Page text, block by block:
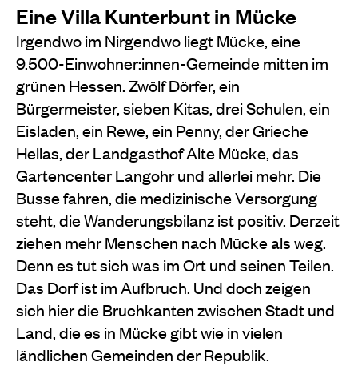
Eine Villa Kunterbunt in Mücke
Irgendwo im Nirgendwo liegt Mücke, eine
9.500-Einwohner:innen-Gemeinde mitten im
grünen Hessen. Zwölf Dörfer, ein
Bürgermeister, sieben Kitas, drei Schulen, ein
Eisladen, ein Rewe, ein Penny, der Grieche
Hellas, der Landgasthof Alte Mücke, das
Gartencenter Langohr und allerlei mehr. Die
Busse fahren, die medizinische Versorgung
steht, die Wanderungsbilanz ist positiv. Derzeit
ziehen mehr Menschen nach Mücke als weg.
Denn es tut sich was im Ort und seinen Teilen.
Das Dorf ist im Aufbruch. Und doch zeigen
sich hier die Bruchkanten zwischenStadtund
Land, die es in Mücke gibt wie in vielen
ländlichen Gemeinden der Republik.